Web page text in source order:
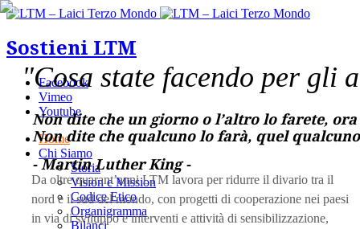
Sostieni LTM
Facebook
Vimeo
Youtube
Home
Chi Siamo
Storia
Vision e Mission
Codice Etico
Organigramma
Bilanci
"Cosa state facendo per
Non dite che un giorno o l’altro lo farete,
Non dite che qualcuno lo farà, quel
- Martin Luther King -
Da oltre quarant’anni LTM lavora per ridurre il divario tra il
nord e il sud del mondo, con progetti di cooperazione nei paesi
in via di sviluppo e interventi e attività di sensibilizzazione,